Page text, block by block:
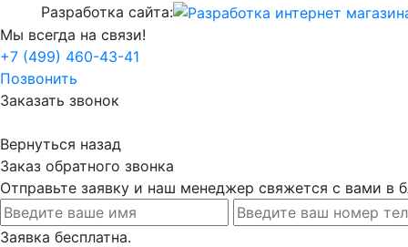
Разработка сайта:
Мы всегда на связи!
+7 (499) 460-43-41
Позвонить
Заказать звонок
Вернуться назад
Заказ обратного звонка
Отправьте заявку и наш менеджер свяжется с вами в
Заявка бесплатна.